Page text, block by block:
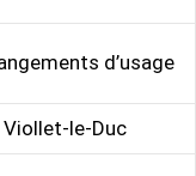
d’usage
le-Duc